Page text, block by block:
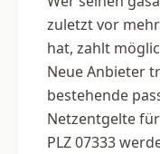
zuletzt vor
hat, zahlt
Neue Anbieter
bestehende
Netzentgelte
PLZ 07333